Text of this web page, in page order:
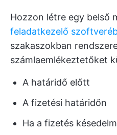
Hozzon létre egy belső
feladatkezelő
szakaszokban
számlaemlékeztetőket
A határidő előtt
A fizetési határidőn
Ha a fizetés